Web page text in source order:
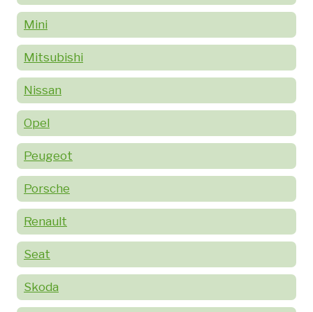
Mini
Mitsubishi
Nissan
Opel
Peugeot
Porsche
Renault
Seat
Skoda